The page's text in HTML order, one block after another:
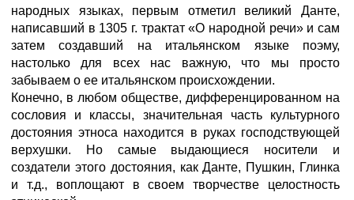
народных языках, первым отметил великий Данте,
написавший в 1305 г. трактат «О народной речи» и сам
затем создавший на итальянском языке поэму,
настолько для всех нас важную, что мы просто
забываем о ее итальянском происхождении.
Конечно, в любом обществе, дифференцированном на
сословия и классы, значительная часть культурного
достояния этноса находится в руках господствующей
верхушки. Но самые выдающиеся носители и
создатели этого достояния, как Данте, Пушкин, Глинка
и т.д., воплощают в своем творчестве целостность